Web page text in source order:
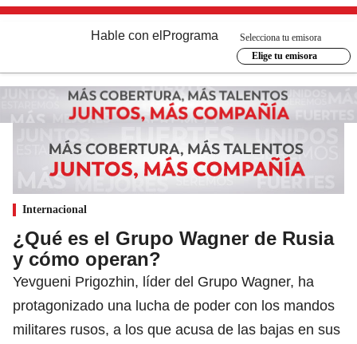
Hable con el Programa
Selecciona tu emisora
Elige tu emisora
Internacional
¿Qué es el Grupo Wagner de Rusia
y cómo operan?
Yevgueni Prigozhin, líder del Grupo Wagner, ha
protagonizado una lucha de poder con los mandos
militares rusos, a los que acusa de las bajas en sus